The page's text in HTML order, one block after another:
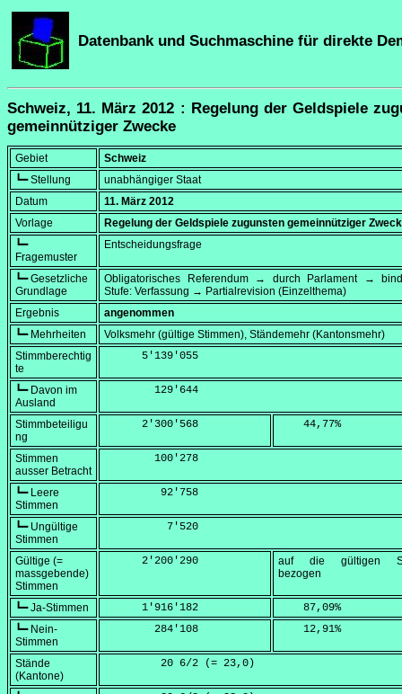
Datenbank und Suchmaschine für direkte
Schweiz, 11. März 2012 : Regelung der Geldspiele
gemeinnütziger Zwecke
Gebiet
Schweiz
┗━ Stellung
unabhängiger Staat
Datum
11. März 2012
Vorlage
Regelung der Geldspiele zugunsten gemeinnütziger
┗━
Fragemuster
Entscheidungsfrage
┗━ Gesetzliche
Grundlage
Obligatorisches Referendum → durch Parlament →
Stufe: Verfassung → Partialrevision (Einzelthema)
Ergebnis
angenommen
┗━ Mehrheiten
Volksmehr (gültige Stimmen), Ständemehr (Kantonsmehr)
Stimmberechtig
te
      5'139'055
┗━ Davon im
Ausland
        129'644
Stimmbeteiligu
ng
      2'300'568
    44,77
%
Stimmen
ausser Betracht
        100'278
┗━ Leere
Stimmen
         92'758
┗━ Ungültige
Stimmen
          7'520
Gültige (=
massgebende)
Stimmen
      2'200'290
auf die gültigen
bezogen
┗━ Ja-Stimmen
      1'916'182
    87,09
%
┗━ Nein-
Stimmen
        284'108
    12,91
%
Stände
(Kantone)
         20 6/2 (=
23,0 )